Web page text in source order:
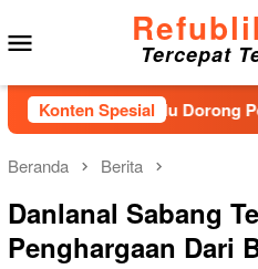
ke
konten
Tercepat
Konten Spesial
Bawaslu Dorong
Beranda Berita
Danlanal Sabang
Penghargaan Dari